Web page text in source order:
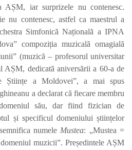
iar surprizele nu contenesc.
nu contenesc, astfel ca maestrul a
Simfonică Națională a IPNA
compoziția muzicală omagială
(muzică – profesorul universitar
AȘM, dedicată aniversării a 60-a de
Științe a Moldovei”, a mai spus
a declarat că fiecare membru
său, dar fiind fizician de
și specificul domeniului științelor
numele Mustea: „Mustea =
muzicii”. Președintele AȘM